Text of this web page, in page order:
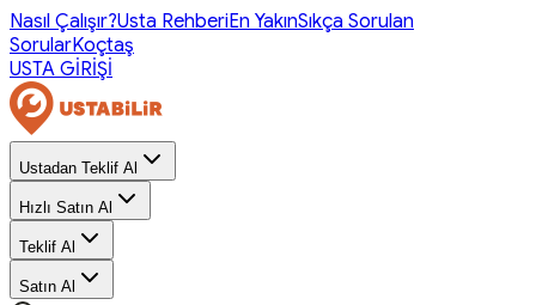
Nasıl Çalışır?Usta RehberiEn YakınSıkça Sorulan
SorularKoçtaş
USTA GİRİŞİ
Ustadan Teklif Al
Hızlı Satın Al
Teklif Al
Satın Al